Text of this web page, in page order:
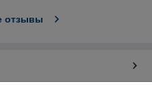
отзывы